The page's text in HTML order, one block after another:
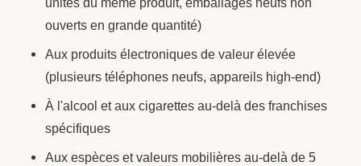
ouverts en grande quantité)
Aux produits électroniques de valeur élevée
(plusieurs téléphones neufs, appareils high-end)
À l'alcool et aux cigarettes au-delà des franchises
spécifiques
Aux espèces et valeurs mobilières au-delà de 5